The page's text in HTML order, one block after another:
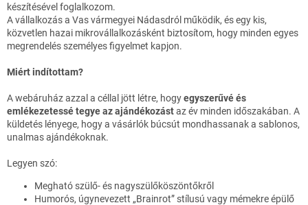
készítésével foglalkozom.
A vállalkozás a Vas vármegyei Nádasdról működik, és egy kis,
közvetlen hazai mikrovállalkozásként biztosítom, hogy minden egyes
megrendelés személyes figyelmet kapjon.
Miért indítottam?
A webáruház azzal a céllal jött létre, hogyegyszerűvé és
emlékezetessé tegye az ajándékozástaz év minden időszakában. A
küldetés lényege, hogy a vásárlók búcsút mondhassanak a sablonos,
unalmas ajándékoknak.
Legyen szó:
Megható szülő- és nagyszülőköszöntőkről
Humorós, úgynevezett „Brainrot” stílusú vagy mémekre épülő